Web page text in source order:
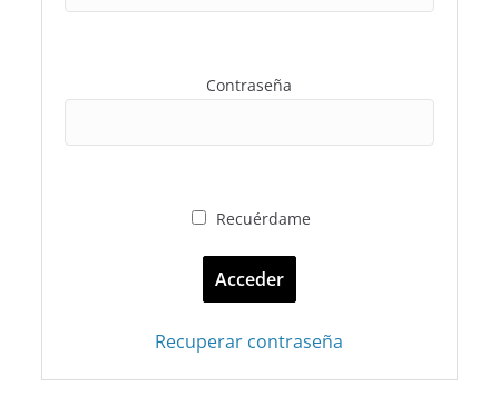
Contraseña
Recuérdame
Recuperar contraseña